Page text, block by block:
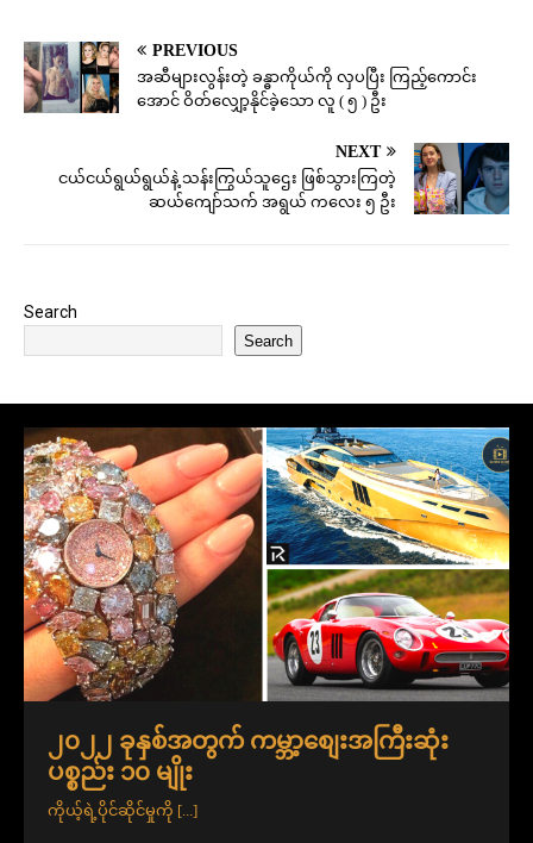
PREVIOUS
အဆီများလွန်းတဲ့ ခန္ဓာကိုယ်ကို လှပပြီး ကြည့်ကောင်း
အောင် ဝိတ်လျှော့နိုင်ခဲ့သော လူ ( ၅ ) ဦး
NEXT
ငယ်ငယ်ရွယ်ရွယ်နဲ့ သန်းကြွယ်သူဌေး ဖြစ်သွားကြတဲ့
ဆယ်ကျော်သက် အရွယ် ကလေး ၅ ဦး
Search
Search
၂၀၂၂ ခုနှစ်အတွက် ကမ္ဘာ့စျေးအကြီးဆုံး
ပစ္စည်း ၁၀ မျိုး
ကိုယ့်ရဲ့ပိုင်ဆိုင်မှုကို [...]